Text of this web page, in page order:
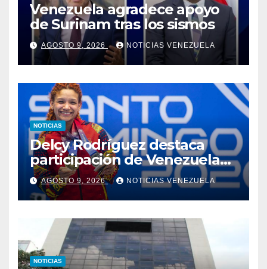
Venezuela agradece apoyo
de Surinam tras los sismos
AGOSTO 9, 2026 NOTICIAS VENEZUELA
NOTICIAS
Delcy Rodríguez destaca
participación de Venezuela
en los XXV Juegos
Centroamericanos y del
Caribe 2026
AGOSTO 9, 2026 NOTICIAS VENEZUELA
NOTICIAS